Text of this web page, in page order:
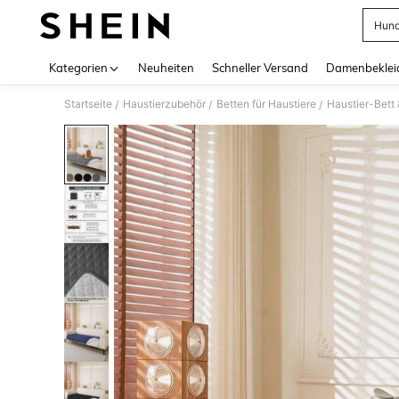
Kategorien Neuheiten Schneller Versand
Startseite / Haustierzubehör / Betten für Haustiere / Haustier-Bett